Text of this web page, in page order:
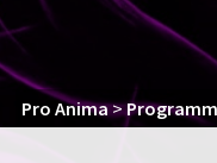
Pro Anima>